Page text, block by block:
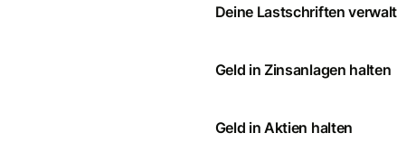
Deine Lastschriften
Geld in Zinsanlagen halten
Geld in Aktien halten